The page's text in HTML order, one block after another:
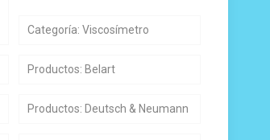
Categoría: Viscosímetro
Productos: Belart
Productos: Deutsch & Neumann